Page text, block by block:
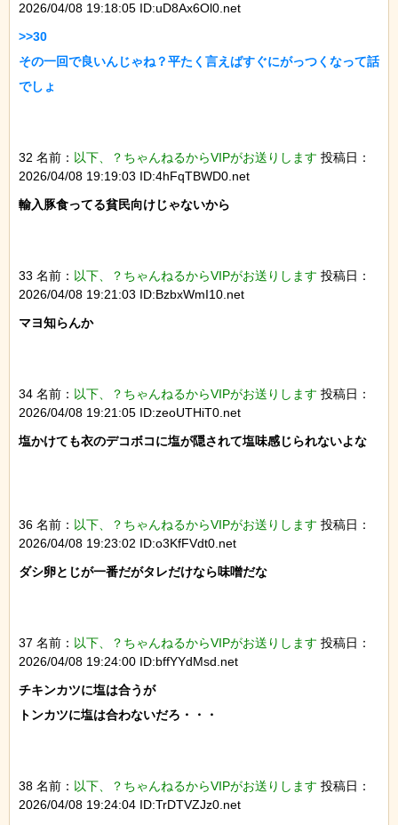
2026/04/08 19:18:05 ID:uD8Ax6Ol0.net
>>30
その一回で良いんじゃね？平たく言えばすぐにがっつくなって話
でしょ
32 名前： 以下、？ちゃんねるからVIPがお送りします 投稿日：
2026/04/08 19:19:03 ID:4hFqTBWD0.net
輸入豚食ってる貧民向けじゃないから
33 名前： 以下、？ちゃんねるからVIPがお送りします 投稿日：
2026/04/08 19:21:03 ID:BzbxWmI10.net
マヨ知らんか
34 名前： 以下、？ちゃんねるからVIPがお送りします 投稿日：
2026/04/08 19:21:05 ID:zeoUTHiT0.net
塩かけても衣のデコボコに塩が隠されて塩味感じられないよな
36 名前： 以下、？ちゃんねるからVIPがお送りします 投稿日：
2026/04/08 19:23:02 ID:o3KfFVdt0.net
ダシ卵とじが一番だがタレだけなら味噌だな
37 名前： 以下、？ちゃんねるからVIPがお送りします 投稿日：
2026/04/08 19:24:00 ID:bffYYdMsd.net
チキンカツに塩は合うが
トンカツに塩は合わないだろ・・・
38 名前： 以下、？ちゃんねるからVIPがお送りします 投稿日：
2026/04/08 19:24:04 ID:TrDTVZJz0.net